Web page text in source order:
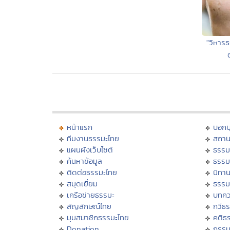
"วิหาร
หน้าแรก
ทีมงานธรรมะไทย
แผนผังเว็บไซต์
ค้นหาข้อมูล
ติดต่อธรรมะไทย
สมุดเยี่ยม
เครือข่ายธรรมะ
สัญลักษณ์ไทย
มุมสมาชิกธรรมะไทย
บอ
สถา
ธรร
ธรร
นิทา
ธรร
บทค
กวีธ
คติธ